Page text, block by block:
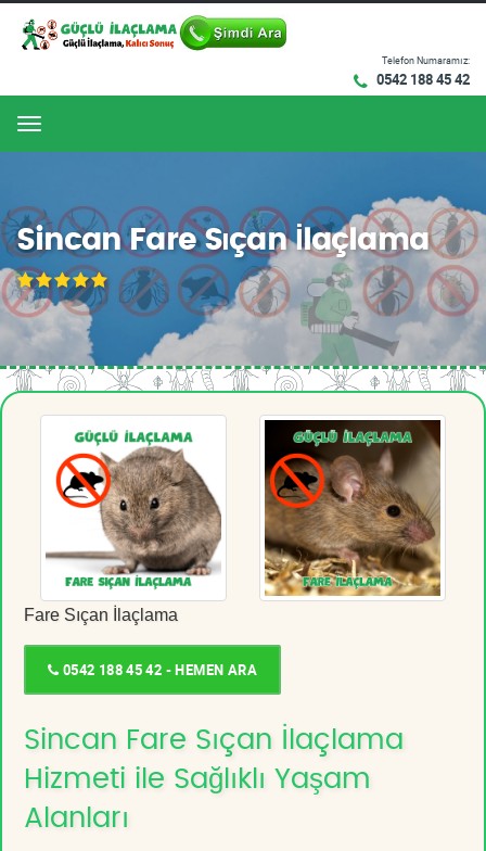
Telefon Numaramız:
0542 188 45 42
Menu
Sincan Fare Sıçan İlaçlama
Fare Sıçan İlaçlama
0542 188 45 42 - HEMEN ARA
Sincan Fare Sıçan İlaçlama
Hizmeti ile Sağlıklı Yaşam
Alanları